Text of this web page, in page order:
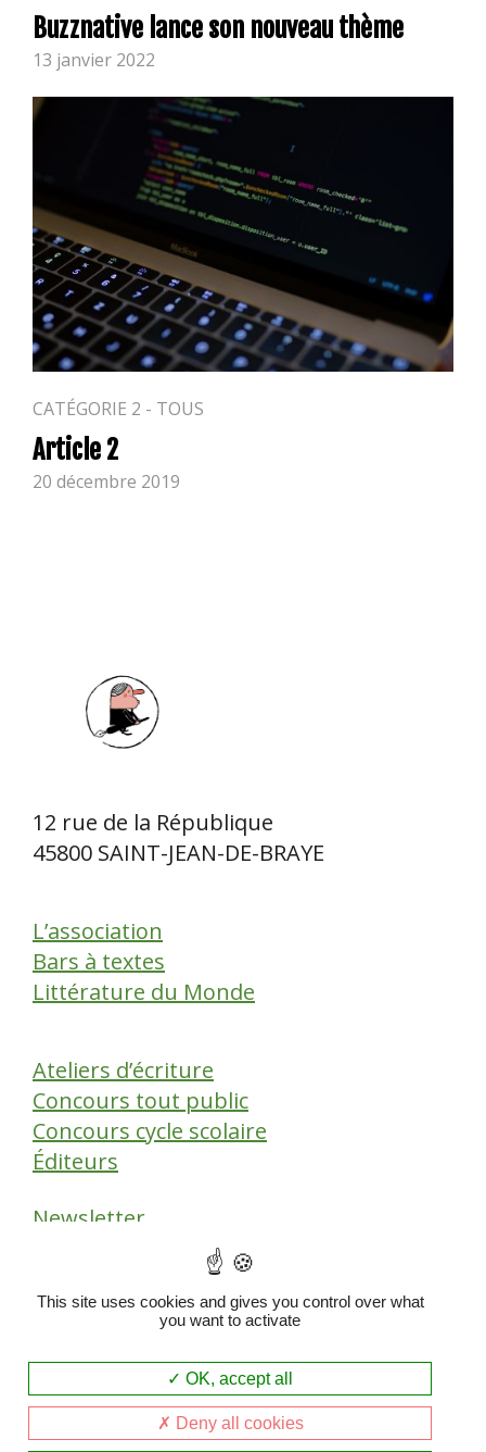
Buzznative lance son nouveau thème
13 janvier 2022
CATÉGORIE 2 - TOUS
Article 2
20 décembre 2019
12 rue de la République
45800 SAINT-JEAN-DE-BRAYE
L’association
Bars à textes
Littérature du Monde
Ateliers d’écriture
Concours tout public
Concours cycle scolaire
Éditeurs
Newsletter
© 2026 Tu connais la nouvelle ? |
Politique de confidentialité|Mentions légales|
This site uses cookies and gives you control over what
you want to activate
OK, accept all
Deny all cookies